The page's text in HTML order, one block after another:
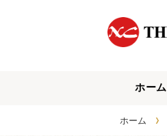
ホーム
ホーム ›